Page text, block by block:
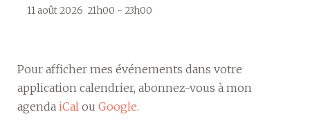
11 août 2026 21h00 - 23h00
Pour afficher mes événements dans votre
application calendrier, abonnez-vous à mon
agenda iCal ou Google.